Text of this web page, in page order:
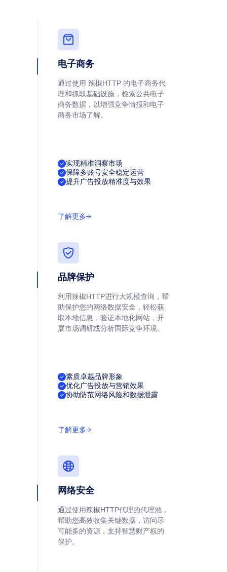
电子商务
通过使用 辣椒HTTP 的电子商务代
理和抓取基础设施，检索公共电子
商务数据，以增强竞争情报和电子
商务市场了解。
实现精准洞察市场
保障多账号安全稳定运营
提升广告投放精准度与效果
了解更多
品牌保护
利用辣椒HTTP进行大规模查询，帮
助保护您的网络数据安全，轻松获
取本地信息，验证本地化网站，开
展市场调研或分析国际竞争环境。
素质卓越品牌形象
优化广告投放与营销效果
协助防范网络风险和数据泄露
了解更多
网络安全
通过使用辣椒HTTP代理的代理池，
帮助您高效收集关键数据，访问尽
可能多的资源，支持智慧财产权的
保护。